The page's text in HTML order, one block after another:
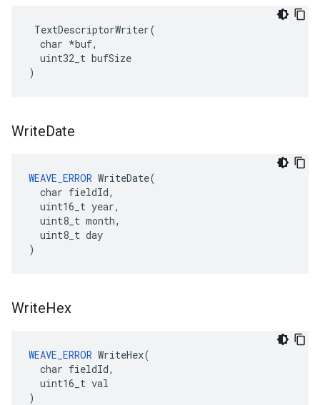
TextDescriptorWriter(
  char *buf,
  uint32_t bufSize
)
WriteDate
WEAVE_ERROR WriteDate(
  char fieldId,
  uint16_t year,
  uint8_t month,
  uint8_t day
)
WriteHex
WEAVE_ERROR WriteHex(
  char fieldId,
  uint16_t val
)